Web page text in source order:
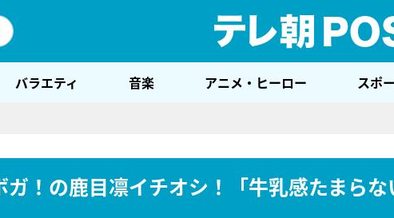
バラエティ 音楽 アニメ・ヒーロー スポ
！の鹿目凛イチオシ！「牛乳感たまらな